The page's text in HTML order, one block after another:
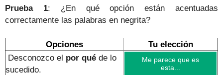
Prueba 1: ¿En qué opción están acentuadas
correctamente las palabras en negrita?
Opciones
Tu elección
Desconozco el por qué de lo
sucedido.
Me parece que es
esta...